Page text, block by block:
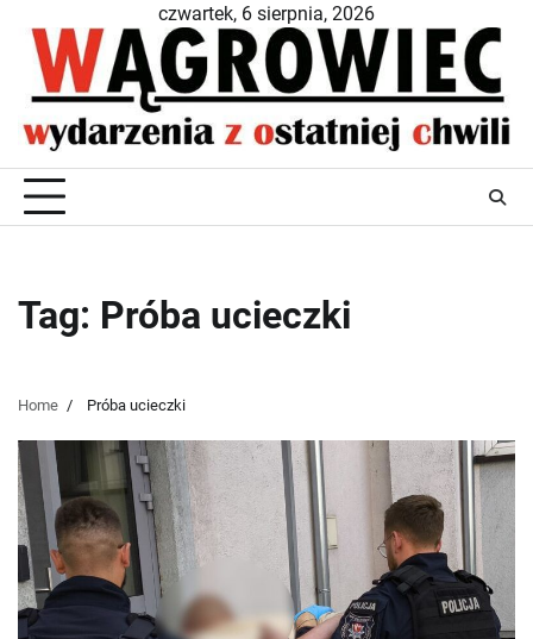
content
czwartek, 6 sierpnia, 2026
Tag: Próba ucieczki
Home Próba ucieczki